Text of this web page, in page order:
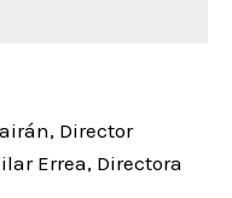
Director
Errea, Directora